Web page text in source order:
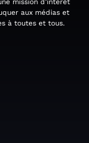
mission d'intérêt
aux médias et
à toutes et tous.